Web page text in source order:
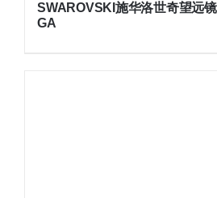
SWAROVSKI施华洛世奇望远
GA